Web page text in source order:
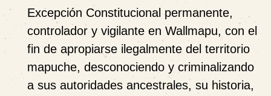
Excepción Constitucional permanente,
controlador y vigilante en Wallmapu, con el
fin de apropiarse ilegalmente del territorio
mapuche, desconociendo y criminalizando
a sus autoridades ancestrales, su historia,